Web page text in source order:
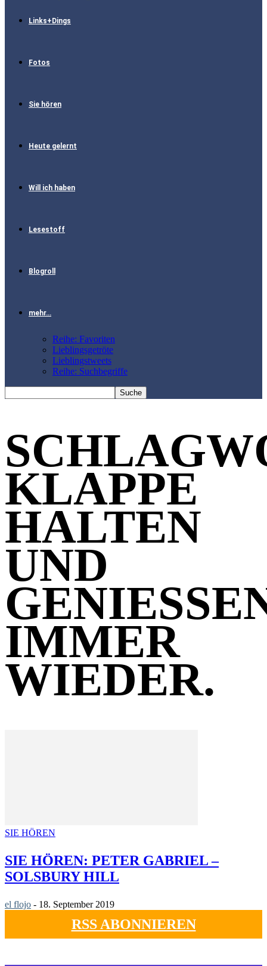
Links+Dings
Fotos
Sie hören
Heute gelernt
Will ich haben
Lesestoff
Blogroll
mehr…
Reihe: Favoriten
Lieblingsgetröte
Lieblingstweets
Reihe: Suchbegriffe
KLAPPE
HALTEN
UND
MMER W
IEDER.
SIE HÖREN
SIE HÖREN: PETER GABRIEL –
SOLSBURY HILL
el flojo - 18. September 2019
RSS ABONNIEREN